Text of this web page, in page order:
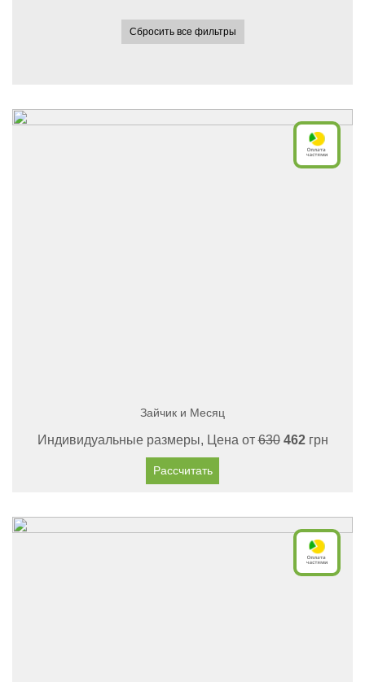
Сбросить все фильтры
Зайчик и Месяц
Индивидуальные размеры, Цена от630 462грн
Рассчитать